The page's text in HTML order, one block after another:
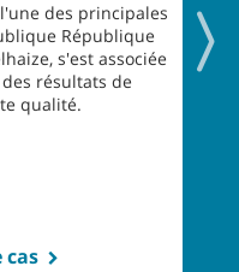
des principales
République
s'est associée
résultats de
qualité.
cas